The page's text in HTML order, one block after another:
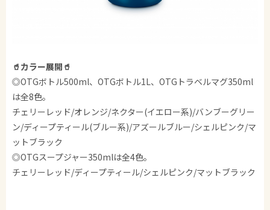
🥤カラー展開🥤
◎OTGボトル500ml、OTGボトル1L、OTGトラベルマグ350ml
は全8色。
チェリーレッド/オレンジ/ネクター(イエロー系)/バンブーグリー
ン/ディープティール(ブルー系)/アズールブルー/シェルピンク/マ
ットブラック
◎OTGスープジャー350mlは全4色。
チェリーレッド/ディープティール/シェルピンク/マットブラック